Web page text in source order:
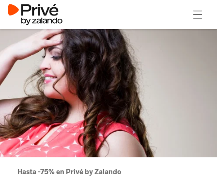
Hasta -75% en Privé by Zalando